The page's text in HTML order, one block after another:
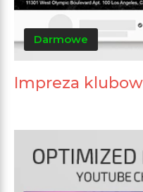
Darmowe
Impreza